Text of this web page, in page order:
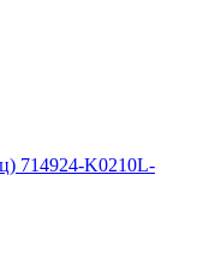
714924-K0210L-